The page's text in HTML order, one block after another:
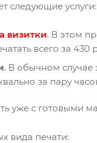
следующие услуги:
визитки. В этом
всего за 430
. В обычном случае
за пару
уже с готовыми
вида печати: